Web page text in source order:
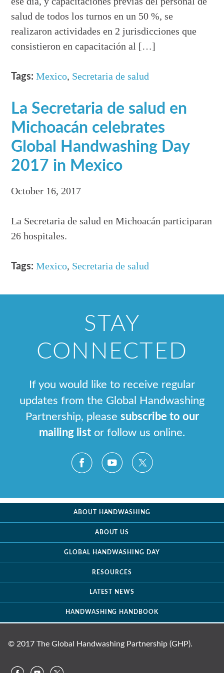
salud de todos los turnos en un 50 %, se
realizaron actividades en 2 jurisdicciones que
consistieron en capacitación al […]
Tags: Mexico, Secretaria de salud
La Secretaria de salud en
Michoacán celebrates
Global Handwashing Day
2017 in Mexico
October 16, 2017
La Secretaria de salud en Michoacán participaran
26 hospitales.
Tags: Mexico, Secretaria de salud
STAY
CONNECTED
If you would like to receive regular
updates from the Global Handwashing
Partnership, please subscribe to our
mailing list or follow us online.
ABOUT HANDWASHING
ABOUT US
GLOBAL HANDWASHING DAY
RESOURCES
LATEST NEWS
HANDWASHING HANDBOOK
© 2017 The Global Handwashing Partnership (GHP).